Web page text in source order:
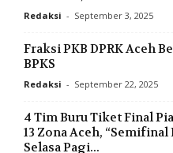
Redaksi - September 3, 2025
Fraksi PKB DPRK Aceh
BPKS
Redaksi - September 22, 2025
4 Tim Buru Tiket Final
13 Zona Aceh,
Selasa Pagi...